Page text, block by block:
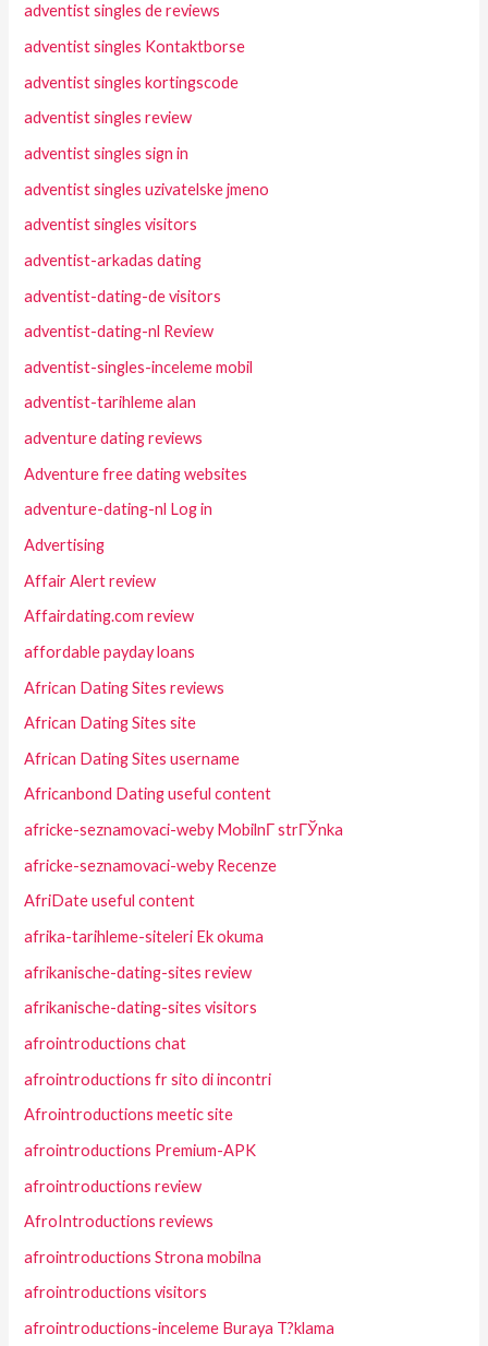
adventist singles de reviews
adventist singles Kontaktborse
adventist singles kortingscode
adventist singles review
adventist singles sign in
adventist singles uzivatelske jmeno
adventist singles visitors
adventist-arkadas dating
adventist-dating-de visitors
adventist-dating-nl Review
adventist-singles-inceleme mobil
adventist-tarihleme alan
adventure dating reviews
Adventure free dating websites
adventure-dating-nl Log in
Advertising
Affair Alert review
Affairdating.com review
affordable payday loans
African Dating Sites reviews
African Dating Sites site
African Dating Sites username
Africanbond Dating useful content
africke-seznamovaci-weby MobilnГ­ strГЎnka
africke-seznamovaci-weby Recenze
AfriDate useful content
afrika-tarihleme-siteleri Ek okuma
afrikanische-dating-sites review
afrikanische-dating-sites visitors
afrointroductions chat
afrointroductions fr sito di incontri
Afrointroductions meetic site
afrointroductions Premium-APK
afrointroductions review
AfroIntroductions reviews
afrointroductions Strona mobilna
afrointroductions visitors
afrointroductions-inceleme Buraya T?klama